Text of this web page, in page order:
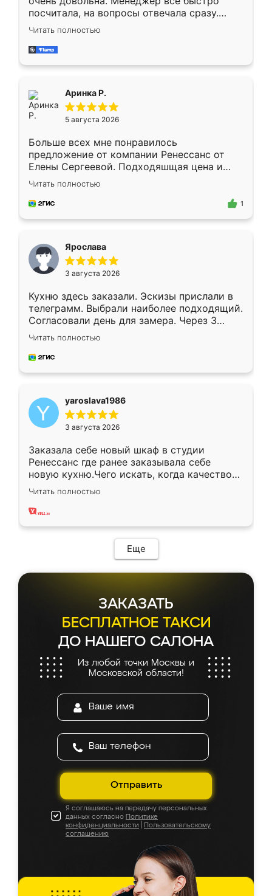
посчитала, на вопросы отвечала сразу.
Замерщик приехал в субботу, подошёл к
делу со всей ответственностью. Собрали
за день, ребята работали аккуратно, даже
Читать полностью
Аринка Р.
5 августа 2026
Больше всех мне понравилось
предложение от компании Ренессанс от
Елены Сергеевой. Подходяшщая цена и
короткие сроки изготовления. Приехавший
для замера сотрудник Владислав
предложил по моему эскизу самый
Читать полностью
1
Ярослава
3 августа 2026
Кухню здесь заказали. Эскизы прислали в
телеграмм. Выбрали наиболее подходящий.
Согласовали день для замера. Через 3
недели кухня была уже готова. Остались
довольны работой. Спасибо Ренессанс
мебель за качественную работу!
Читать полностью
yaroslava1986
3 августа 2026
Заказала себе новый шкаф в студии
Ренессанс где ранее заказывала себе
новую кухню.Чего искать, когда качеством
вполне довольна. Служит кухня уже почти
два года, нареканий нет.
Читать полностью
Еще
ЗАКАЗАТЬ
БЕСПЛАТНОЕ ТАКСИ
ДО НАШЕГО САЛОНА
Из любой точки Москвы и
Московской области!
Отправить
Я соглашаюсь на передачу персональных
данных согласно Политике
конфиденциальности
Пользовательскому
соглашению